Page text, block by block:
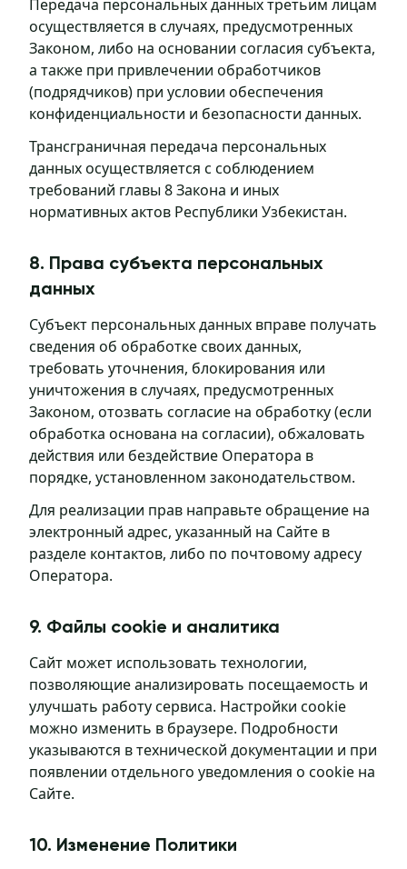
Передача персональных данных третьим лицам
осуществляется в случаях, предусмотренных
Законом, либо на основании согласия субъекта,
а также при привлечении обработчиков
(подрядчиков) при условии обеспечения
конфиденциальности и безопасности данных.
Трансграничная передача персональных
данных осуществляется с соблюдением
требований главы 8 Закона и иных
нормативных актов Республики Узбекистан.
8. Права субъекта персональных
данных
Субъект персональных данных вправе получать
сведения об обработке своих данных,
требовать уточнения, блокирования или
уничтожения в случаях, предусмотренных
Законом, отозвать согласие на обработку (если
обработка основана на согласии), обжаловать
действия или бездействие Оператора в
порядке, установленном законодательством.
Для реализации прав направьте обращение на
электронный адрес, указанный на Сайте в
разделе контактов, либо по почтовому адресу
Оператора.
9. Файлы cookie и аналитика
Сайт может использовать технологии,
позволяющие анализировать посещаемость и
улучшать работу сервиса. Настройки cookie
можно изменить в браузере. Подробности
указываются в технической документации и при
появлении отдельного уведомления о cookie на
Сайте.
10. Изменение Политики